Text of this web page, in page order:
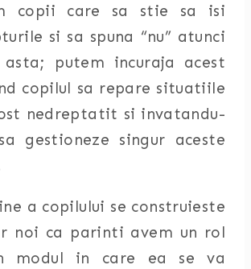
copii care sa stie sa isi
si sa spuna “nu” atunci
putem incuraja acest
copilul sa repare situatiile
nedreptatit si invatandu-
gestioneze singur aceste
a copilului se construieste
noi ca parinti avem un rol
modul in care ea se va